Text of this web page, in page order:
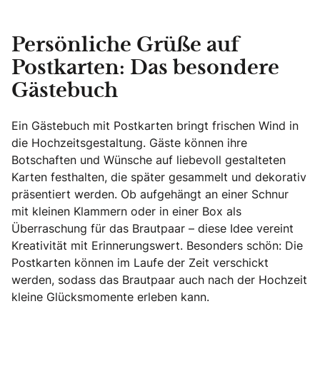
Persönliche Grüße auf
Postkarten: Das besondere
Gästebuch
Ein Gästebuch mit Postkarten bringt frischen Wind in
die Hochzeitsgestaltung. Gäste können ihre
Botschaften und Wünsche auf liebevoll gestalteten
Karten festhalten, die später gesammelt und dekorativ
präsentiert werden. Ob aufgehängt an einer Schnur
mit kleinen Klammern oder in einer Box als
Überraschung für das Brautpaar – diese Idee vereint
Kreativität mit Erinnerungswert. Besonders schön: Die
Postkarten können im Laufe der Zeit verschickt
werden, sodass das Brautpaar auch nach der Hochzeit
kleine Glücksmomente erleben kann.